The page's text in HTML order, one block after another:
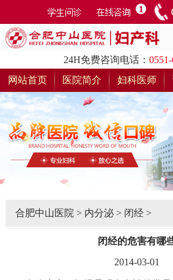
24H免费咨询电话：
网站首页
医院简介 妇科医师
合肥中山医院 > 内分泌> 闭经>
闭经的危害有哪
2014-03-01